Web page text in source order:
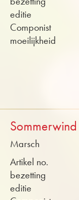
editie
Componist
moeilijkheid
Sommerwind
Marsch
Artikel no.
bezetting
editie